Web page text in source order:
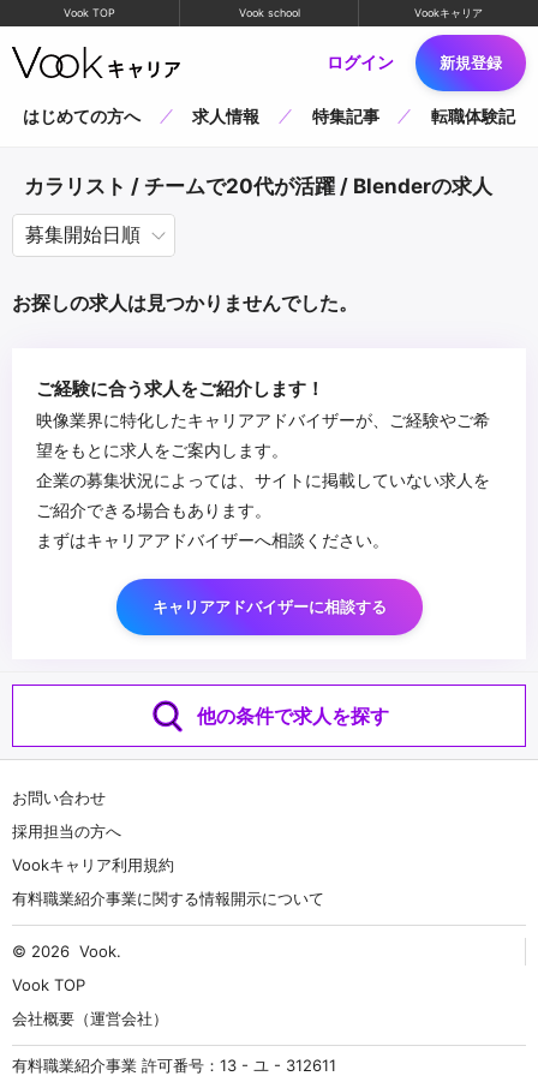
Vook TOP Vook school Vookキャリア
ログイン 新規登録
はじめての方へ 求人情報 特集記事 転職体験記
カラリスト / チームで20代が活躍 / Blenderの求人
お探しの求人は見つかりませんでした。
ご経験に合う求人をご紹介します！
映像業界に特化したキャリアアドバイザーが、ご経験やご希
望をもとに求人をご案内します。
企業の募集状況によっては、サイトに掲載していない求人を
ご紹介できる場合もあります。
まずはキャリアアドバイザーへ相談ください。
キャリアアドバイザーに相談する
他の条件で求人を探す
お問い合わせ
採用担当の方へ
Vookキャリア利用規約
有料職業紹介事業に関する情報開示について
© 2026 Vook.
Vook TOP
会社概要（運営会社）
有料職業紹介事業 許可番号：13 - ユ - 312611